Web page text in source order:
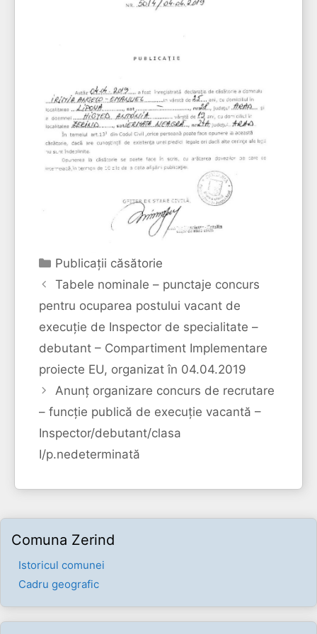
Categorii
Publicaţii căsătorie
Tabele nominale – punctaje concurs
pentru ocuparea postului vacant de
execuție de Inspector de specialitate –
debutant – Compartiment Implementare
proiecte EU, organizat în 04.04.2019
Anunț organizare concurs de recrutare
– funcție publică de execuție vacantă –
Inspector/debutant/clasa
I/p.nedeterminată
Comuna Zerind
Istoricul comunei
Cadru geografic